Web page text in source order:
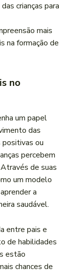
crianças para
‍mais
na‌ formação de
⁣no
um papel
das
positivas ou
percebem
de suas
um modelo
a
saudável.
entre pais e
de habilidades⁢
estão‌
chances⁣ de